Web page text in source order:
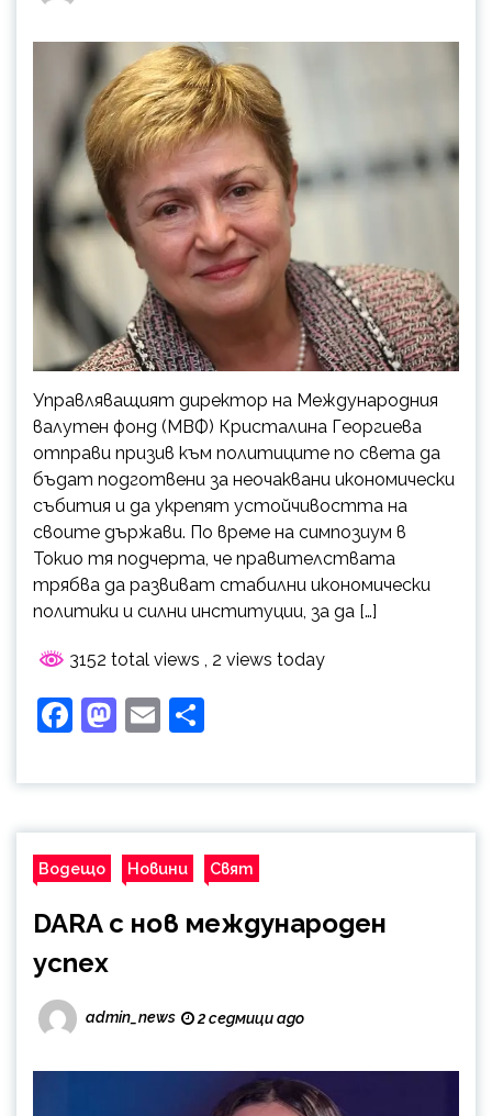
Управляващият директор на Международния
валутен фонд (МВФ) Кристалина Георгиева
отправи призив към политиците по света да
бъдат подготвени за неочаквани икономически
събития и да укрепят устойчивостта на
своите държави. По време на симпозиум в
Токио тя подчерта, че правителствата
трябва да развиват стабилни икономически
политики и силни институции, за да […]
3152 total views , 2 views today
Facebook
Mastodon
Email
Водещо Новини Свят
DARA с нов международен
успех
admin_news 2 седмици ago